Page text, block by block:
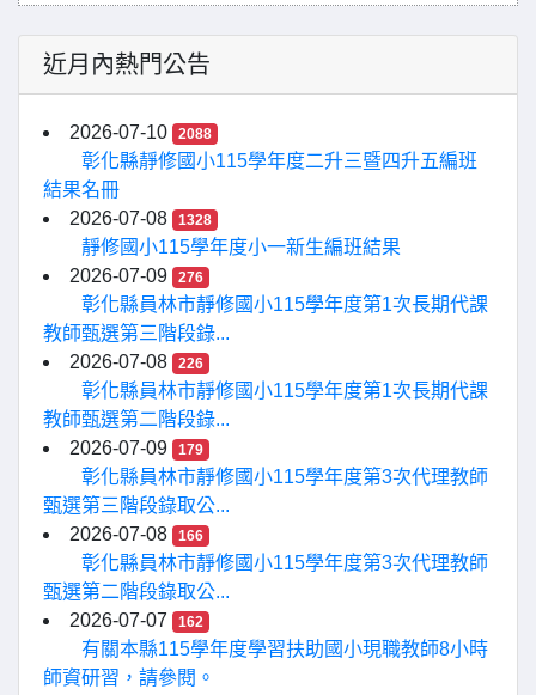
近月內熱門公告
2026-07-10 2088
彰化縣靜修國小115學年度二升三暨四升五編班
結果名冊
2026-07-08
1328
靜修國小115學年度小一新生編班結果
2026-07-09
276
彰化縣員林市靜修國小115學年度第1次長期代課
教師甄選第三階段錄...
2026-07-08
226
彰化縣員林市靜修國小115學年度第1次長期代課
教師甄選第二階段錄...
2026-07-09
179
彰化縣員林市靜修國小115學年度第3次代理教師
甄選第三階段錄取公...
2026-07-08
166
彰化縣員林市靜修國小115學年度第3次代理教師
甄選第二階段錄取公...
2026-07-07
162
有關本縣115學年度學習扶助國小現職教師8小時
師資研習，請參閱。